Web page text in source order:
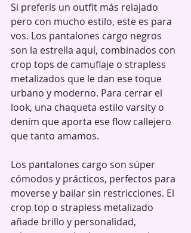
Si preferís un outfit más relajado
pero con mucho estilo, este es para
vos. Los pantalones cargo negros
son la estrella aquí, combinados con
crop tops de camuflaje o strapless
metalizados que le dan ese toque
urbano y moderno. Para cerrar el
look, una chaqueta estilo varsity o
denim que aporta ese flow callejero
que tanto amamos.
Los pantalones cargo son súper
cómodos y prácticos, perfectos para
moverse y bailar sin restricciones. El
crop top o strapless metalizado
añade brillo y personalidad,